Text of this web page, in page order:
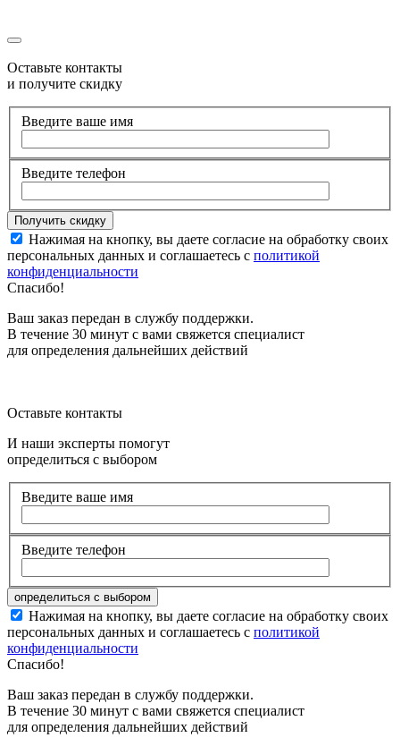
Оставьте контакты
и получите скидку
Введите ваше имя
Введите телефон
Нажимая на кнопку, вы даете согласие на обработку своих
персональных данных и соглашаетесь с политикой
конфиденциальности
Спасибо!
Ваш заказ передан в службу поддержки.
В течение 30 минут с вами свяжется специалист
для определения дальнейших действий
Оставьте контакты
И наши эксперты помогут
определиться с выбором
Введите ваше имя
Введите телефон
Нажимая на кнопку, вы даете согласие на обработку своих
персональных данных и соглашаетесь с политикой
конфиденциальности
Спасибо!
Ваш заказ передан в службу поддержки.
В течение 30 минут с вами свяжется специалист
для определения дальнейших действий